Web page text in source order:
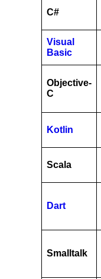
C#
Visual
Basic
Objective-
C
Kotlin
Scala
Dart
Smalltalk